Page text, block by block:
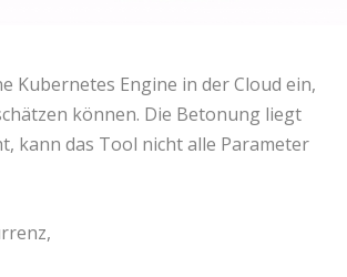
Kubernetes Engine in der Cloud ein,
können. Die Betonung liegt
kann das Tool nicht alle Parameter